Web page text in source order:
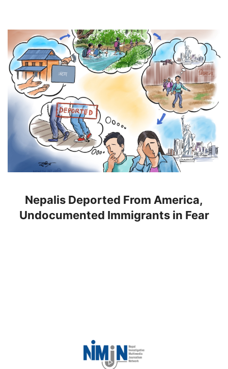
Nepalis Deported From America,
Undocumented Immigrants in Fear